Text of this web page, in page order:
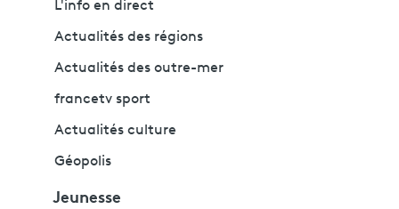
L'info en direct
Actualités des régions
Actualités des outre-mer
francetv sport
Actualités culture
Géopolis
Jeunesse